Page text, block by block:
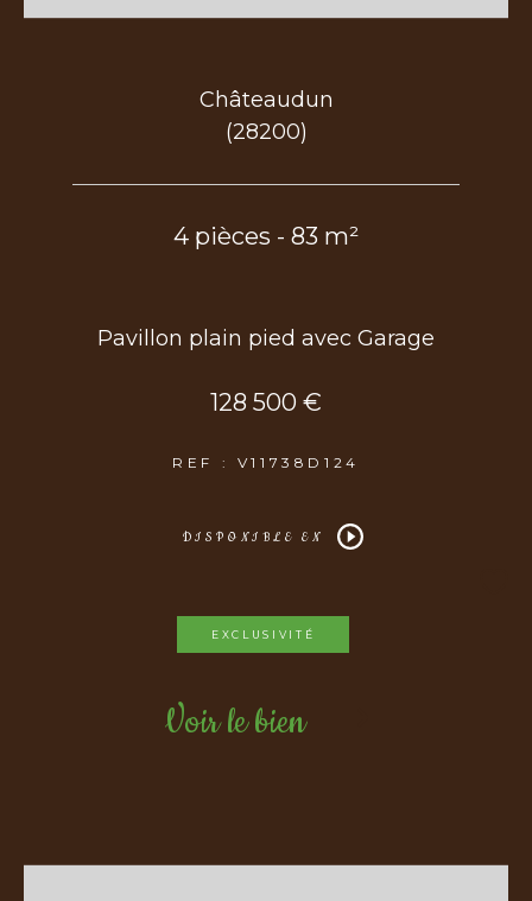
Châteaudun
(28200)
4 pièces - 83 m²
Pavillon plain pied avec Garage
128 500 €
REF : V11738D124
DISPONIBLE EN
EXCLUSIVITÉ
Voir le bien